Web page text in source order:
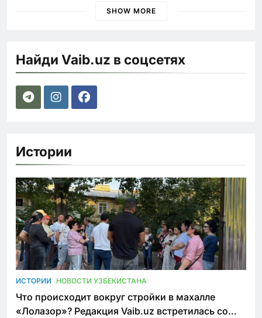
SHOW MORE
Найди Vaib.uz в соцсетях
Истории
ИСТОРИИ НОВОСТИ УЗБЕКИСТАНА
Что происходит вокруг стройки в махалле
«Лолазор»? Редакция Vaib.uz встретилась со